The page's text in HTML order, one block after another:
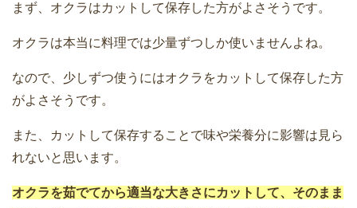
まず、オクラはカットして保存した方がよさそうです。
オクラは本当に料理では少量ずつしか使いませんよね。
なので、少しずつ使うにはオクラをカットして保存した方
がよさそうです。
また、カットして保存することで味や栄養分に影響は見ら
れないと思います。
オクラを茹でてから適当な大きさにカットして、そのまま